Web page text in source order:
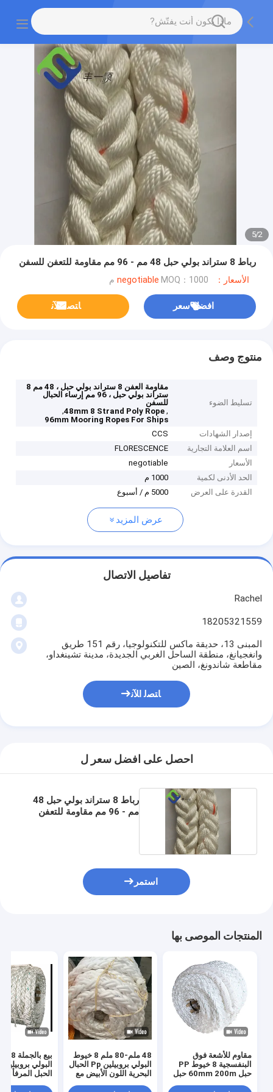
2
/
5
رباط 8 ستراند بولي حبل 48 مم - 96 مم مقاومة للتعفن للسفن
الأسعار：negotiable MOQ：1000 م
افضل سعر ﺎﺘﺼﻟ ﺍﻶﻧ
منتوج وصف
تسليط الضوء
مقاومة العفن 8 ستراند بولي حبل ، 48 مم 8
ستراند بولي حبل ، 96 مم إرساء الحبال
للسفن
,
48mm 8 Strand Poly Rope
,
96mm Mooring Ropes For Ships
إصدار الشهادات
CCS
اسم العلامة التجارية
FLORESCENCE
الأسعار
negotiable
الحد الأدنى لكمية
1000 م
القدرة على العرض
5000 م / أسبوع
عرض المزيد
تفاصيل الاتصال
Rachel
18205321559
المبنى 13، حديقة ماكس للتكنولوجيا، رقم 151 طريق
وانغجيانغ، منطقة الساحل الغربي الجديدة، مدينة تشينغداو،
مقاطعة شاندونغ، الصين
ﺎﺘﺼﻟ ﺍﻶﻧ
احصل على افضل سعر ل
رباط 8 ستراند بولي حبل 48
مم - 96 مم مقاومة للتعفن
استمر
المنتجات الموصى بها
مقاوم للأشعة فوق
البنفسجية 8 خيوط PP
حبل 60mm 200m حبل
48 ملم-80 ملم 8 خيوط
البولي بروبيلين Pp الحبال
البحرية اللون الأبيض مع
الحبل المرفأ